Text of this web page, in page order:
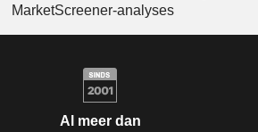
MarketScreener-analyses
Al meer dan